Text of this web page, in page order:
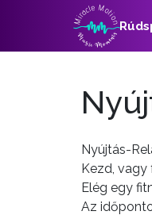
Nyújtás-
Kezd, vagy
Elég egy
Az